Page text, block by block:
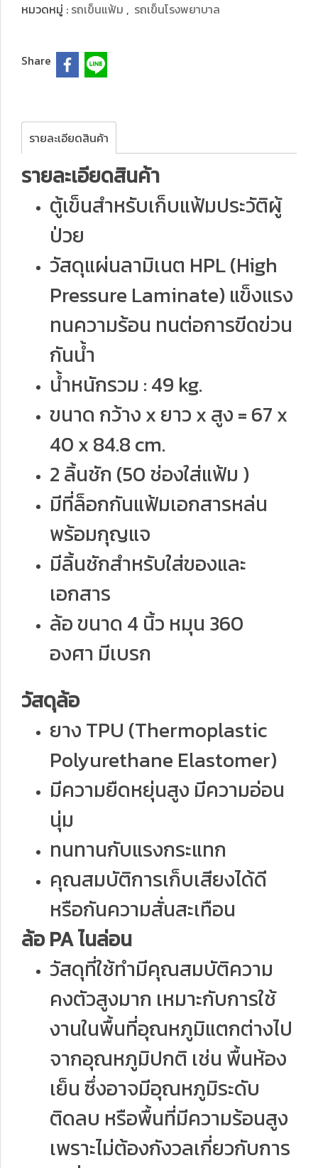
หมวดหมู่ : รถเข็นแฟ้ม , รถเข็นโรงพยาบาล
Share
รายละเอียดสินค้า
รายละเอียดสินค้า
ตู้เข็นสำหรับเก็บแฟ้มประวัติผู้
ป่วย
วัสดุแผ่นลามิเนต HPL (High
Pressure Laminate) แข็งแรง
ทนความร้อน ทนต่อการขีดข่วน
กันน้ำ
น้ำหนักรวม : 49 kg.
ขนาด กว้าง x ยาว x สูง = 67 x
40 x 84.8 cm.
2 ลิ้นชัก (50 ช่องใส่แฟ้ม )
มีที่ล็อกกันแฟ้มเอกสารหล่น
พร้อมกุญแจ
มีลิ้นชักสำหรับใส่ของและ
เอกสาร
ล้อ ขนาด 4 นิ้ว หมุน 360
องศา มีเบรก
วัสดุล้อ
ยาง TPU (Thermoplastic
Polyurethane Elastomer)
มีความยืดหยุ่นสูง มีความอ่อน
นุ่ม
ทนทานกับแรงกระแทก
คุณสมบัติการเก็บเสียงได้ดี
หรือกันความสั่นสะเทือน
ล้อ PA ไนล่อน
วัสดุที่ใช้ทำมีคุณสมบัติความ
คงตัวสูงมาก เหมาะกับการใช้
งานในพื้นที่อุณหภูมิแตกต่างไป
จากอุณหภูมิปกติ เช่น พื้นห้อง
เย็น ซึ่งอาจมีอุณหภูมิระดับ
ติดลบ หรือพื้นที่มีความร้อนสูง
เพราะไม่ต้องกังวลเกี่ยวกับการ